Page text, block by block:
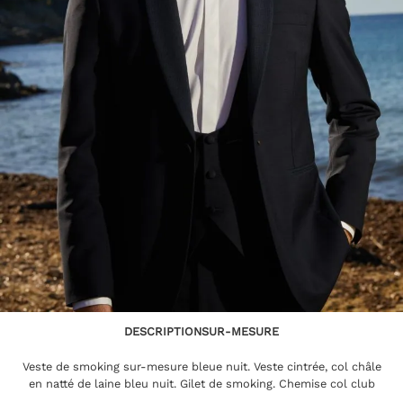
DESCRIPTIONSUR-MESURE
Veste de smoking sur-mesure bleue nuit. Veste cintrée, col châle
en natté de laine bleu nuit. Gilet de smoking. Chemise col club